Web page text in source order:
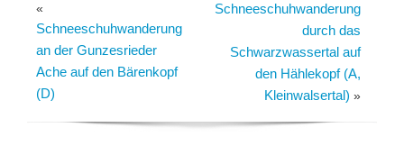
«
Schneeschuhwanderung
an der Gunzesrieder
Ache auf den Bärenkopf
(D)
Schneeschuhwanderung
durch das
Schwarzwassertal auf
den Hählekopf (A,
Kleinwalsertal) »